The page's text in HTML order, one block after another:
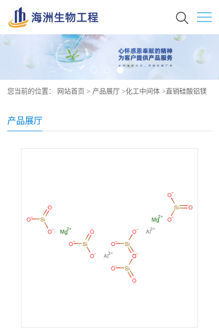
您当前的位置： 网站首页 > 产品展厅 >化工中间体 > 直销硅酸铝镁
产品展厅